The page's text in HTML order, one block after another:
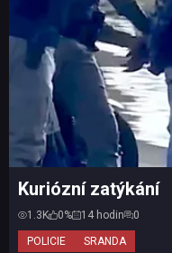
POLICIE SRANDA
Kuriózní zatýkání
1.3K 0% 14 hodin 0